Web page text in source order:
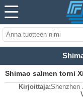
Shimao salmen torni
Kirjoittaja:Shenzhen